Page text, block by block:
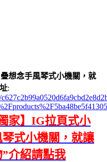
想念手風琴式小機關，就
:
】IG拉頁式小
式小機關，就讓
介紹請點我